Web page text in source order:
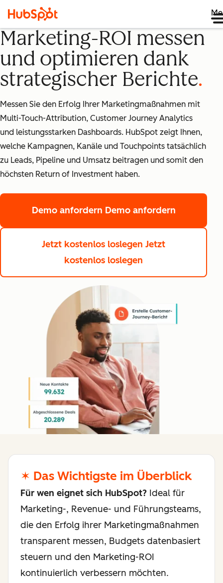
Marketing-ROI messen
und optimieren dank
strategischer Berichte
Messen Sie den Erfolg Ihrer Marketingmaßnahmen mit
Multi-Touch-Attribution, Customer Journey Analytics
und leistungsstarken Dashboards. HubSpot zeigt Ihnen,
welche Kampagnen, Kanäle und Touchpoints tatsächlich
zu Leads, Pipeline und Umsatz beitragen und somit den
höchsten Return of Investment haben.
Demo anfordern Demo anfordern
Jetzt kostenlos loslegen Jetzt
kostenlos loslegen
✶ Das Wichtigste im Überblick
Für wen eignet sich HubSpot? Ideal für
Marketing-, Revenue- und Führungsteams,
die den Erfolg ihrer Marketingmaßnahmen
transparent messen, Budgets datenbasiert
steuern und den Marketing-ROI
kontinuierlich verbessern möchten.